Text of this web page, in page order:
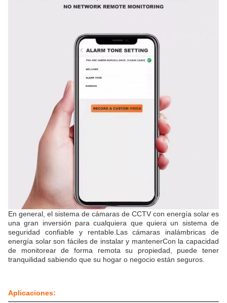
En general, el sistema de cámaras de CCTV con energía solar es
una gran inversión para cualquiera que quiera un sistema de
seguridad confiable y rentable.Las cámaras inalámbricas de
energía solar son fáciles de instalar y mantenerCon la capacidad
de monitorear de forma remota su propiedad, puede tener
tranquilidad sabiendo que su hogar o negocio están seguros.
Aplicaciones: